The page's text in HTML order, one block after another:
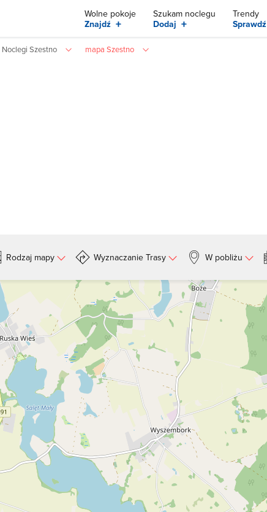
Wolne pokoje
Znajdź +
Szukam noclegu
Dodaj +
Trendy
Sprawdź
Noclegi Szestno mapa Szestno
Szukaj
Rodzaj mapy Wyznaczanie Trasy W pobliżu
Szukaj